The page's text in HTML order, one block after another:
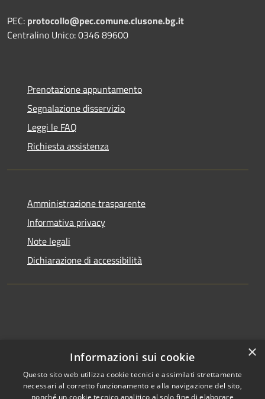
PEC: protocollo@pec.comune.clusone.bg.it
Centralino Unico: 0346 89600
Prenotazione appuntamento
Segnalazione disservizio
Leggi le FAQ
Richiesta assistenza
Amministrazione trasparente
Informativa privacy
Note legali
Dichiarazione di accessibilità
×
Informazioni sui cookie
Questo sito web utilizza cookie tecnici e assimilati strettamente
necessari al corretto funzionamento e alla navigazione del sito,
nonché un cookie tecnico analitico al solo fine di elaborare